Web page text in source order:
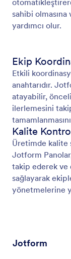
sahibi
yardımcı olur.
Ekip
Etkili
anahtarıdır.
atayabilir,
ilerlemesini
Kalite
Üretimde kalite
Jotform
takip ederek ve
sağlayarak
yönetmelerine
Jotform